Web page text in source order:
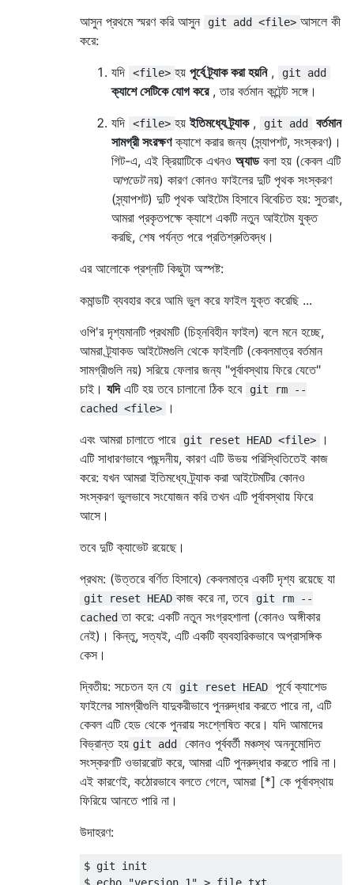
আসুন প্রথমে স্মরণ করি আসুন
git add <file> আসলে কী
করে:
যদি
<file> হয় পূর্বে ট্র্যাক করা হয়নি, git add
ক্যাশে সেটিকে যোগ করে, তার বর্তমান কন্টেন্ট সঙ্গে।
যদি
<file> হয়ইতিমধ্যে ট্র্যাক, git add
বর্তমান
সামগ্রী সংরক্ষণক্যাশে করার জন্য (স্ন্যাপশট, সংস্করণ)।
গিট-এ, এই ক্রিয়াটিকে এখনও অ্যাডবলা হয় (কেবল এটি
আপডেটনয়) কারণ কোনও ফাইলের দুটি পৃথক সংস্করণ
(স্ন্যাপশট) দুটি পৃথক আইটেম হিসাবে বিবেচিত হয়: সুতরাং,
আমরা প্রকৃতপক্ষে ক্যাশে একটি নতুন আইটেম যুক্ত
করছি, শেষ পর্যন্ত পরে প্রতিশ্রুতিবদ্ধ।
এর আলোকে প্রশ্নটি কিছুটা অস্পষ্ট:
কমান্ডটি ব্যবহার করে আমি ভুল করে ফাইল যুক্ত করেছি ...
ওপি'র দৃশ্যমানটি প্রথমটি (চিহ্নবিহীন ফাইল) বলে মনে হচ্ছে,
আমরা ট্র্যাকড আইটেমগুলি থেকে ফাইলটি (কেবলমাত্র বর্তমান
সামগ্রীগুলি নয়) সরিয়ে ফেলার জন্য "পূর্বাবস্থায় ফিরে যেতে"
চাই। যদিএটি হয় তবে চালানো ঠিক হবে
git rm --
cached <file>
।
এবং আমরা চালাতে পারে
git reset HEAD <file>
।
এটি সাধারণভাবে পছন্দনীয়, কারণ এটি উভয় পরিস্থিতিতেই কাজ
করে: যখন আমরা ইতিমধ্যে ট্র্যাক করা আইটেমটির কোনও
সংস্করণ ভুলভাবে সংযোজন করি তখন এটি পূর্বাবস্থায় ফিরে
আসে।
তবে দুটি ক্যাভেট রয়েছে।
প্রথম: (উত্তরে বর্ণিত হিসাবে) কেবলমাত্র একটি দৃশ্য রয়েছে যা
git reset HEAD কাজ করে না, তবে
git rm --
cached তা করে: একটি নতুন সংগ্রহশালা (কোনও অঙ্গীকার
নেই)। কিন্তু, সত্যই, এটি একটি ব্যবহারিকভাবে অপ্রাসঙ্গিক
কেস।
দ্বিতীয়: সচেতন হন যে
git reset HEAD
পূর্বে ক্যাশেড
ফাইলের সামগ্রীগুলি যাদুকরীভাবে পুনরুদ্ধার করতে পারে না, এটি
কেবল এটি হেড থেকে পুনরায় সংশ্লেষিত করে। যদি আমাদের
বিভ্রান্ত হয় git add
কোনও পূর্ববর্তী মঞ্চস্থ অননুমোদিত
সংস্করণটি ওভাররোট করে, আমরা এটি পুনরুদ্ধার করতে পারি না।
এই কারণেই, কঠোরভাবে বলতে গেলে, আমরা [*] কে পূর্বাবস্থায়
ফিরিয়ে আনতে পারি না।
উদাহরণ:
$ git init
$ echo "version 1" > file.txt